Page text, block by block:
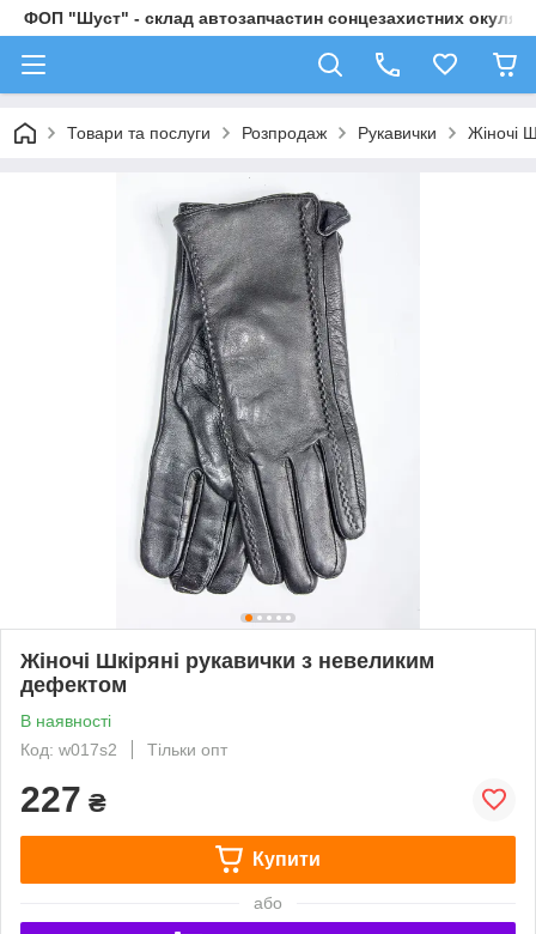
ФОП "Шуст" - склад автозапчастин сонцезахистних
Товари та послуги Розпродаж Рукавички Жіночі
Жіночі Шкіряні рукавички з невеликим
дефектом
В наявності
Код: w017s2
Тільки опт
227 ₴
Купити
або